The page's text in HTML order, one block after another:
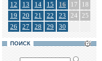
12
13 14 15 16 17
18
19
20 21 22 23 24 25
26
27 28 29 30
ПОИСК